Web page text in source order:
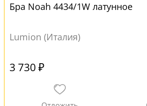
Бра Noah 4434/1W латунное
Lumion (Италия)
3 730 ₽